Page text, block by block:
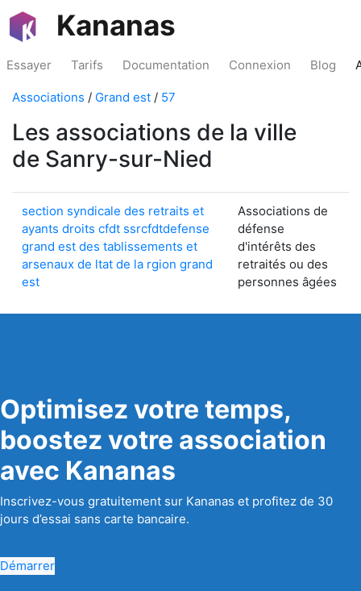
Kananas
Essayer Tarifs Documentation Connexion Blog
Associations / Grand est / 57
Les associations de la ville
de Sanry-sur-Nied
section syndicale des retraits et
ayants droits cfdt ssrcfdtdefense
grand est des tablissements et
arsenaux de ltat de la rgion grand
est
Associations de
défense
d'intérêts des
retraités ou des
personnes âgées
Optimisez votre temps,
boostez votre association
avec Kananas
Inscrivez-vous gratuitement sur Kananas et profitez de 30
jours d’essai sans carte bancaire.
Démarrer